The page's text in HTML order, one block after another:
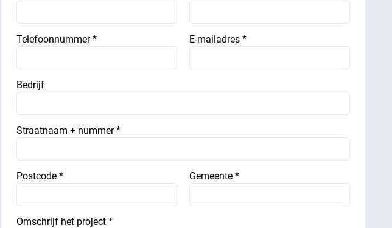
Telefoonnummer * E-mailadres *
Bedrijf
Straatnaam + nummer *
Postcode * Gemeente *
Omschrijf het project *